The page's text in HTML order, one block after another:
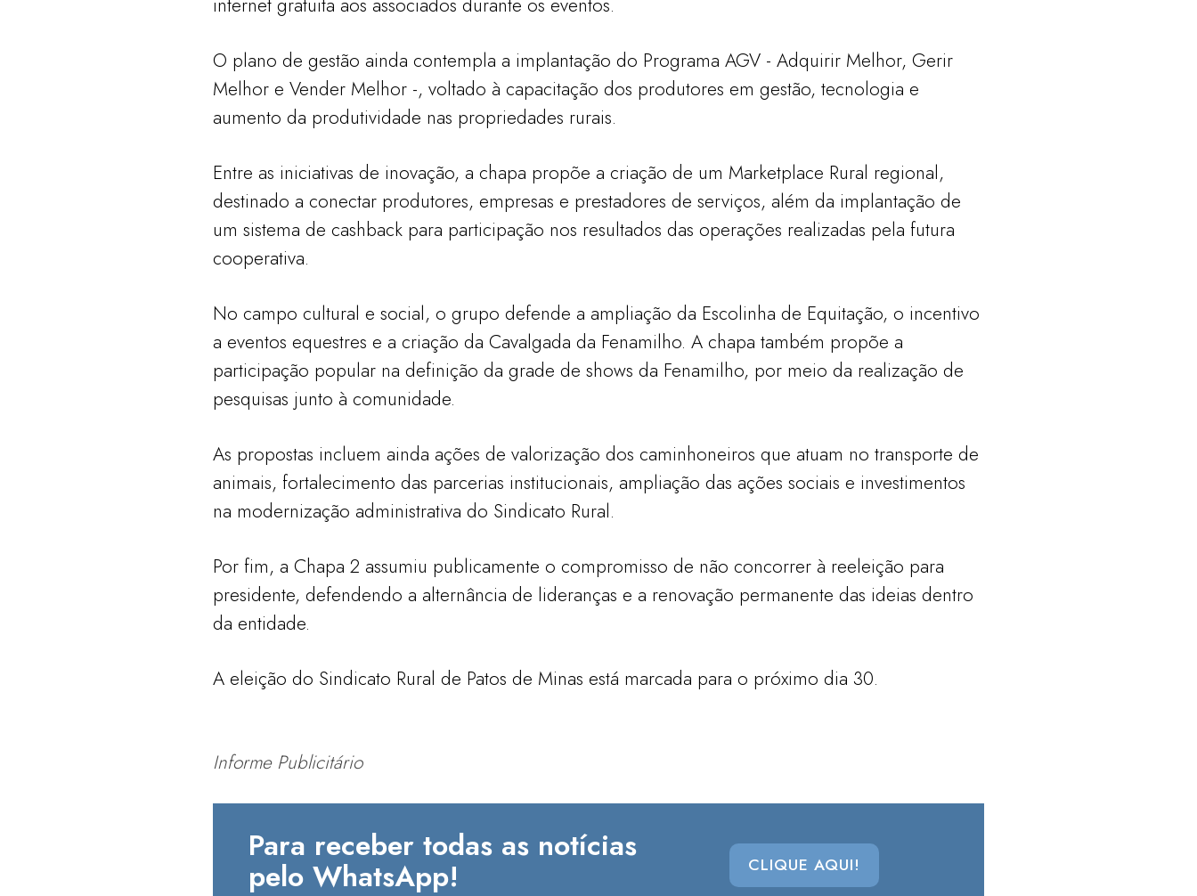
internet gratuita aos associados durante os eventos.
O plano de gestão ainda contempla a implantação do Programa AGV - Adquirir Melhor, Gerir
Melhor e Vender Melhor -, voltado à capacitação dos produtores em gestão, tecnologia e
aumento da produtividade nas propriedades rurais.
Entre as iniciativas de inovação, a chapa propõe a criação de um Marketplace Rural regional,
destinado a conectar produtores, empresas e prestadores de serviços, além da implantação de
um sistema de cashback para participação nos resultados das operações realizadas pela futura
cooperativa.
No campo cultural e social, o grupo defende a ampliação da Escolinha de Equitação, o incentivo
a eventos equestres e a criação da Cavalgada da Fenamilho. A chapa também propõe a
participação popular na definição da grade de shows da Fenamilho, por meio da realização de
pesquisas junto à comunidade.
As propostas incluem ainda ações de valorização dos caminhoneiros que atuam no transporte de
animais, fortalecimento das parcerias institucionais, ampliação das ações sociais e investimentos
na modernização administrativa do Sindicato Rural.
Por fim, a Chapa 2 assumiu publicamente o compromisso de não concorrer à reeleição para
presidente, defendendo a alternância de lideranças e a renovação permanente das ideias dentro
da entidade.
A eleição do Sindicato Rural de Patos de Minas está marcada para o próximo dia 30.
Informe Publicitário
Para receber todas as notícias
pelo WhatsApp! CLIQUE AQUI!